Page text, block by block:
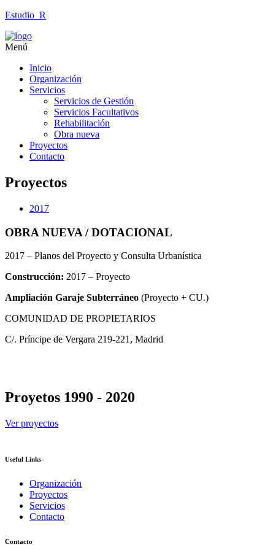
Estudio_R
Menú
Inicio
Organización
Servicios
Servicios de Gestión
Servicios Facultativos
Rehabilitación
Obra nueva
Proyectos
Contacto
Proyectos
2017
OBRA NUEVA / DOTACIONAL
2017 – Planos del Proyecto y Consulta Urbanística
Construcción: 2017 – Proyecto
Ampliación Garaje Subterráneo (Proyecto + CU.)
COMUNIDAD DE PROPIETARIOS
C/. Príncipe de Vergara 219-221, Madrid
Proyetos 1990 - 2020
Ver proyectos
Useful Links
Organización
Proyectos
Servicios
Contacto
Contacto